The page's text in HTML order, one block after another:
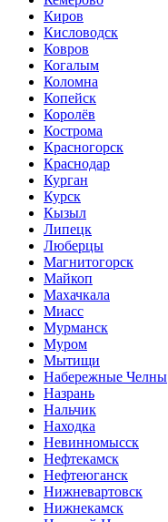
Киров
Кисловодск
Ковров
Когалым
Коломна
Копейск
Королёв
Кострома
Красногорск
Краснодар
Курган
Курск
Кызыл
Липецк
Люберцы
Магнитогорск
Майкоп
Махачкала
Миасс
Мурманск
Муром
Мытищи
Набережные Челны
Назрань
Нальчик
Находка
Невинномысск
Нефтекамск
Нефтеюганск
Нижневартовск
Нижнекамск